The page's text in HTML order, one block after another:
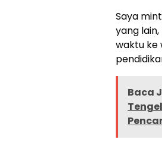
Saya
yang
waktu ke
Baca